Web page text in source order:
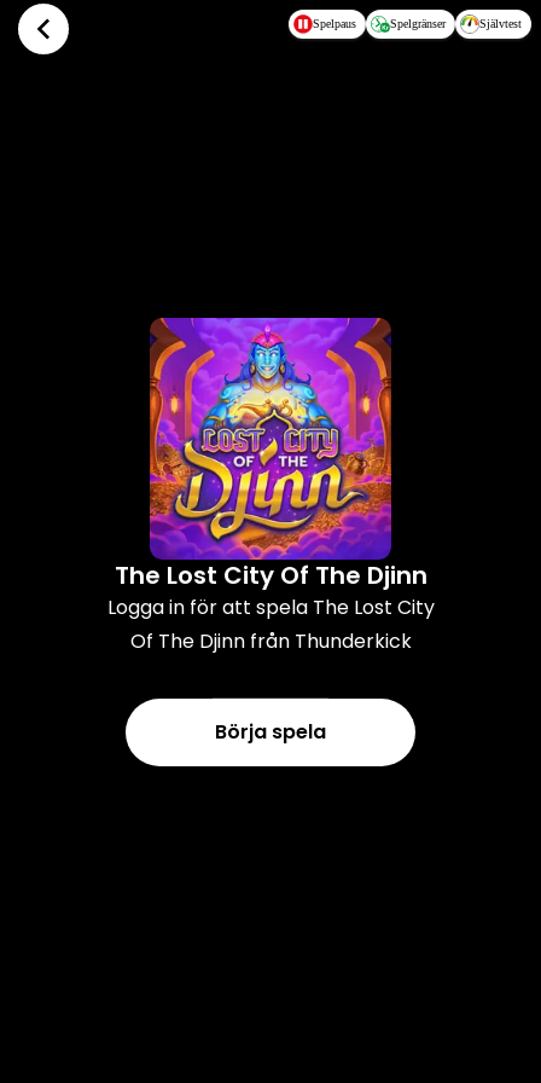
Hoppa till huvudinnehållet Spelpaus Spelgränser Självtest
The Lost City Of The Djinn
Logga in för att spela The Lost City
Of The Djinn från Thunderkick
Börja spela